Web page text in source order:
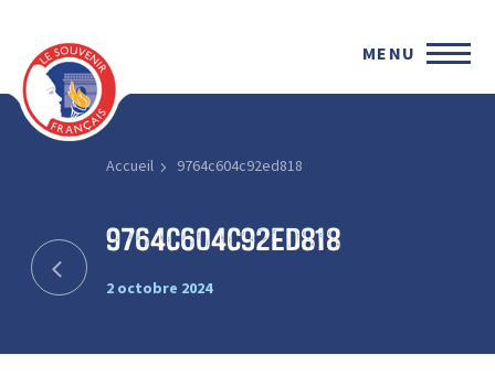
MENU
Accueil 9764c604c92ed818
9764c604c92ed818
2 octobre 2024